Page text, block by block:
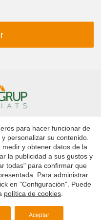
Alquilar
Contacto
Grup Associats
para hacer funcionar de
personalizar su contenido.
y obtener datos de la
la publicidad a sus gustos y
todas" para confirmar que
Para administrar
en "Configuración". Puede
política de cookies
Aceptar
Aceptar todas